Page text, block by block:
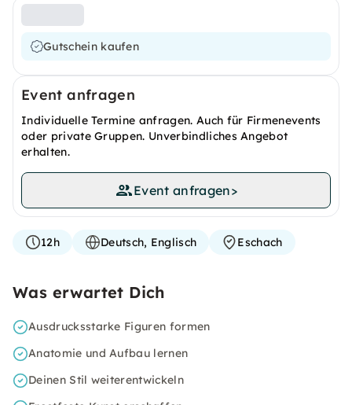
Gutschein kaufen
Event anfragen
Individuelle Termine anfragen. Auch für Firmenevents
oder private Gruppen. Unverbindliches Angebot
erhalten.
Event anfragen>
12h Deutsch, Englisch Eschach
Was erwartet Dich
Ausdrucksstarke Figuren formen
Anatomie und Aufbau lernen
Deinen Stil weiterentwickeln